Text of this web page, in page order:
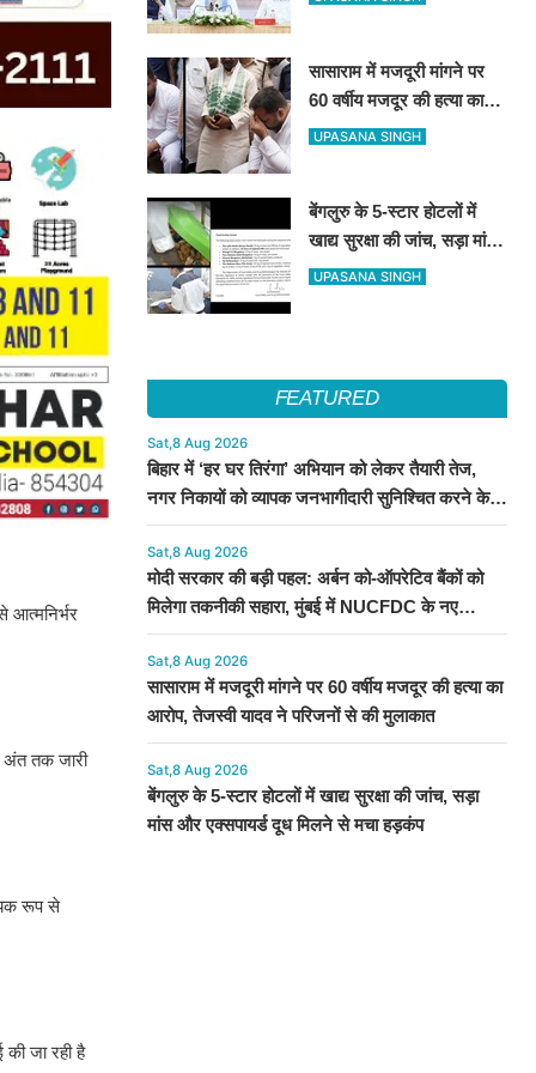
आत्मनिर्भर
अंत तक जारी
रूप से
जा रही है
सासाराम में मजदूरी मांगने पर
60 वर्षीय मजदूर की हत्या का
आरोप, तेजस्वी यादव ने परिजनों
UPASANA SINGH
बेंगलुरु के 5-स्टार होटलों में
खाद्य सुरक्षा की जांच, सड़ा मांस
और एक्सपायर्ड दूध मिलने से
UPASANA SINGH
FEATURED
Sat,8 Aug 2026
बिहार में ‘हर घर तिरंगा’ अभियान को लेकर तैयारी तेज,
नगर निकायों को व्यापक जनभागीदारी सुनिश्चित करने के
निर्देश
Sat,8 Aug 2026
मोदी सरकार की बड़ी पहल: अर्बन को-ऑपरेटिव बैंकों को
मिलेगा तकनीकी सहारा, मुंबई में NUCFDC के नए
कार्यालय का उद्घाटन
Sat,8 Aug 2026
सासाराम में मजदूरी मांगने पर 60 वर्षीय मजदूर की हत्या का
आरोप, तेजस्वी यादव ने परिजनों से की मुलाकात
Sat,8 Aug 2026
बेंगलुरु के 5-स्टार होटलों में खाद्य सुरक्षा की जांच, सड़ा
मांस और एक्सपायर्ड दूध मिलने से मचा हड़कंप